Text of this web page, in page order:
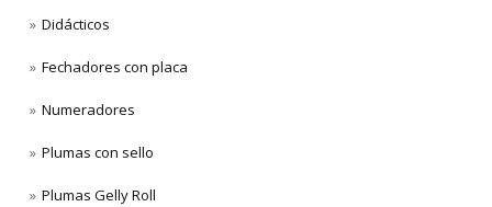
Didácticos
Fechadores con placa
Numeradores
Plumas con sello
Plumas Gelly Roll